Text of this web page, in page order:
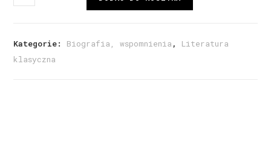
Kategorie: Biografia, wspomnienia , Literatura
klasyczna